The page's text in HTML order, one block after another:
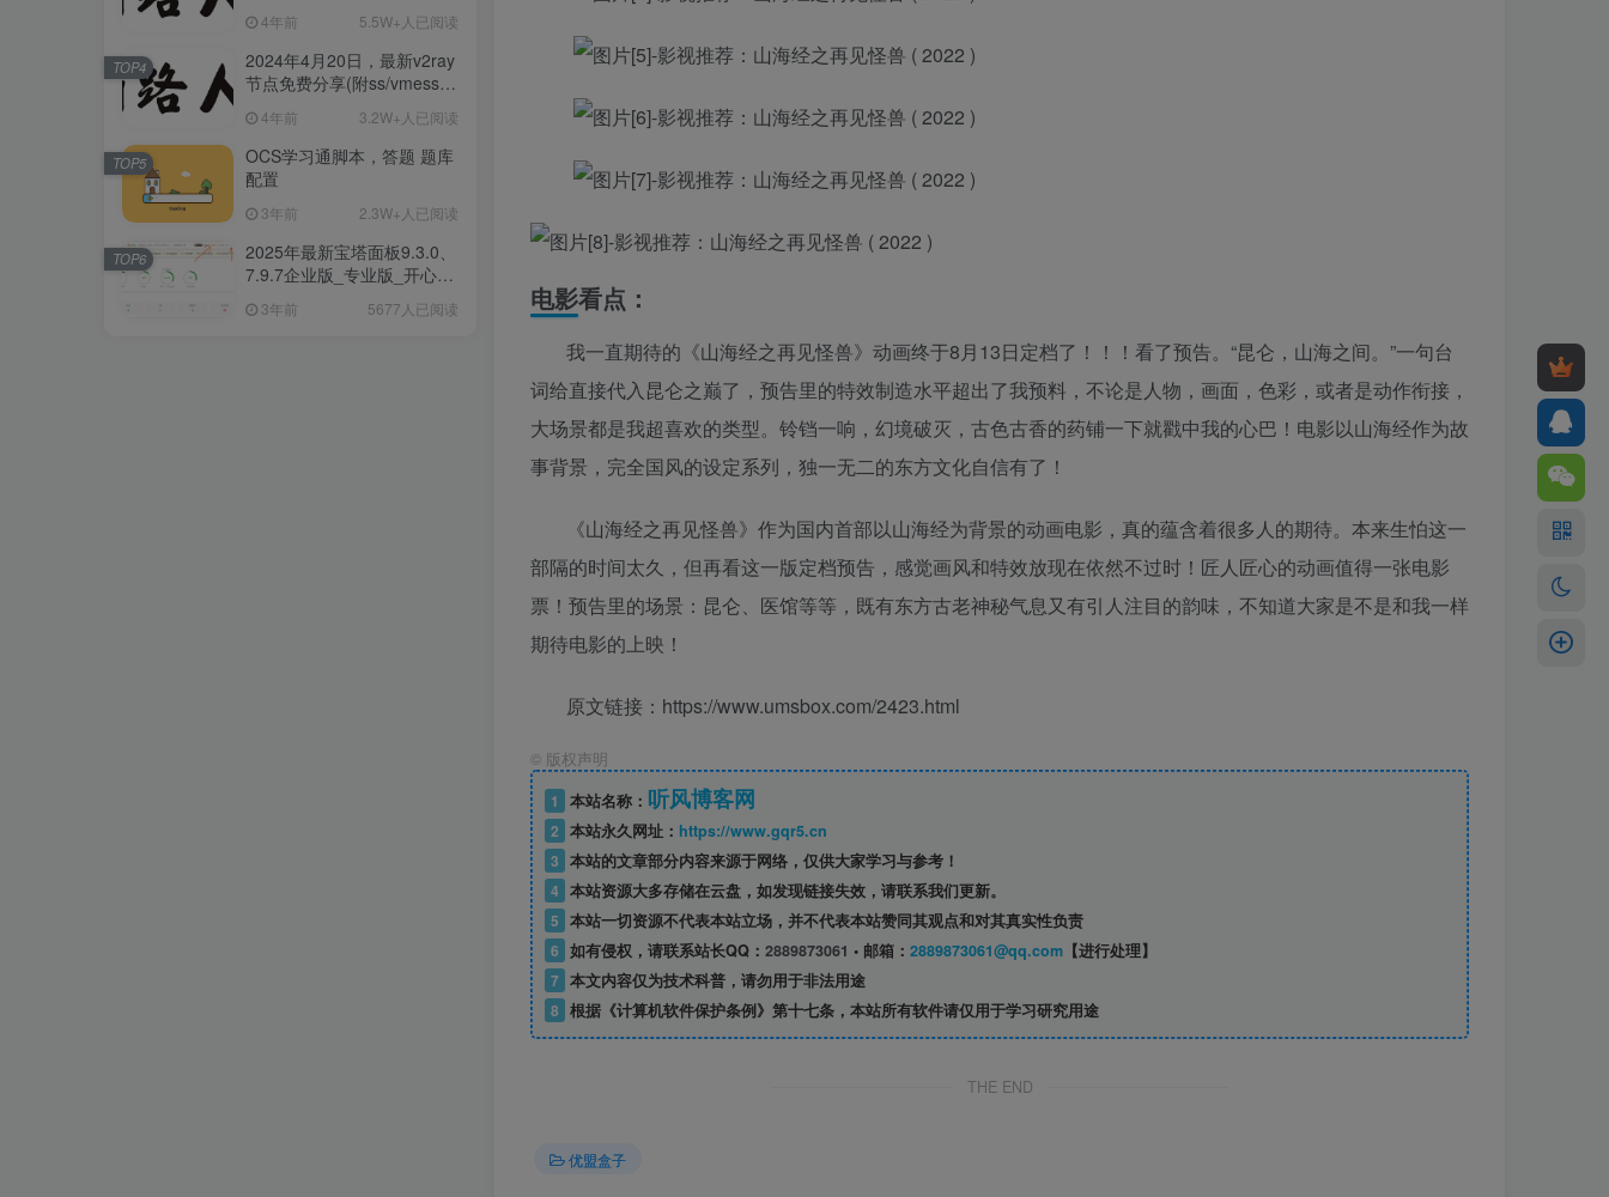
电影看点：
我一直期待的《山海经之再见怪兽》动画终于8月13日定档了！！！看了预告。“昆仑，山海之间。”一句台
词给直接代入昆仑之巅了，预告里的特效制造水平超出了我预料，不论是人物，画面，色彩，或者是动作衔接，
大场景都是我超喜欢的类型。铃铛一响，幻境破灭，古色古香的药铺一下就戳中我的心巴！电影以山海经作为故
事背景，完全国风的设定系列，独一无二的东方文化自信有了！
《山海经之再见怪兽》作为国内首部以山海经为背景的动画电影，真的蕴含着很多人的期待。本来生怕这一
部隔的时间太久，但再看这一版定档预告，感觉画风和特效放现在依然不过时！匠人匠心的动画值得一张电影
票！预告里的场景：昆仑、医馆等等，既有东方古老神秘气息又有引人注目的韵味，不知道大家是不是和我一样
期待电影的上映！
原文链接：https://www.umsbox.com/2423.html
© 版权声明
1
本站名称： 听风博客网
2 本站永久网址： https://www.gqr5.cn
3 本站的文章部分内容来源于网络，仅供大家学习与参考！
4 本站资源大多存储在云盘，如发现链接失效，请联系我们更新。
5 本站一切资源不代表本站立场，并不代表本站赞同其观点和对其真实性负责
6 如有侵权，请联系站长QQ： 2889873061 • 邮箱： 2889873061@qq.com【进行处理】
7 本文内容仅为技术科普，请勿用于非法用途
8 根据《计算机软件保护条例》第十七条，本站所有软件请仅用于学习研究用途
THE END
优盟盒子
4年前 5.5W+人已阅读
2024年4月20日，最新v2ray
节点免费分享(附ss/vmess节
4年前 3.2W+人已阅读
TOP4
OCS学习通脚本，答题 题库
配置
3年前 2.3W+人已阅读
TOP5
2025年最新宝塔面板9.3.0、
7.9.7企业版_专业版_开心破
3年前 5677人已阅读
TOP6